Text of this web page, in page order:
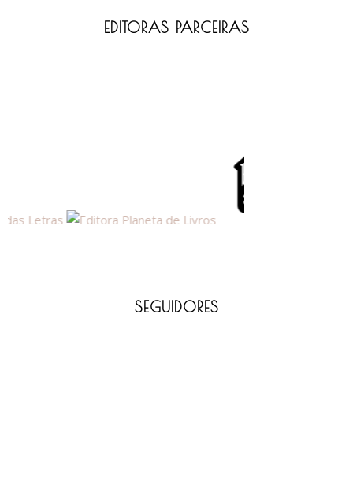
EDITORAS PARCEIRAS
SEGUIDORES